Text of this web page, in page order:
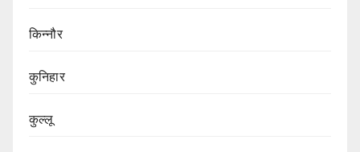
किन्नौर
कुनिहार
कुल्लू